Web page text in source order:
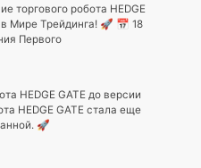
торгового робота HEDGE
Мире Трейдинга! 🚀 📅 18
Первого
HEDGE GATE до версии
HEDGE GATE стала еще
🚀